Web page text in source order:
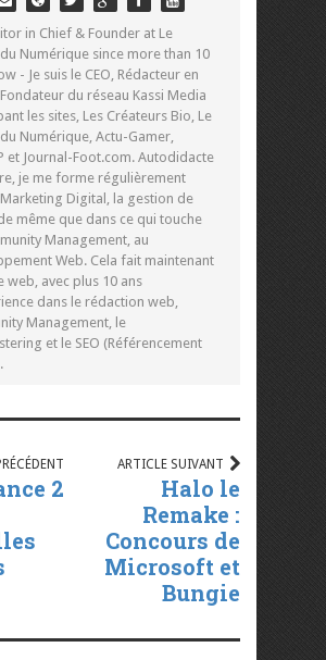
in Chief & Founder at Le
Numérique since more than 10
- Je suis le CEO, Rédacteur en
du réseau Kassi Media
les sites, Les Créateurs Bio, Le
Numérique, Actu-Gamer,
et Journal-Foot.com. Autodidacte
je me forme régulièrement
Digital, la gestion de
même que dans ce qui touche
Management, au
Web. Cela fait maintenant
web, avec plus 10 ans
dans le rédaction web,
Management, le
et le SEO (Référencement
2
ARTICLE SUIVANT
Halo le
Remake :
Concours de
Microsoft et
Bungie